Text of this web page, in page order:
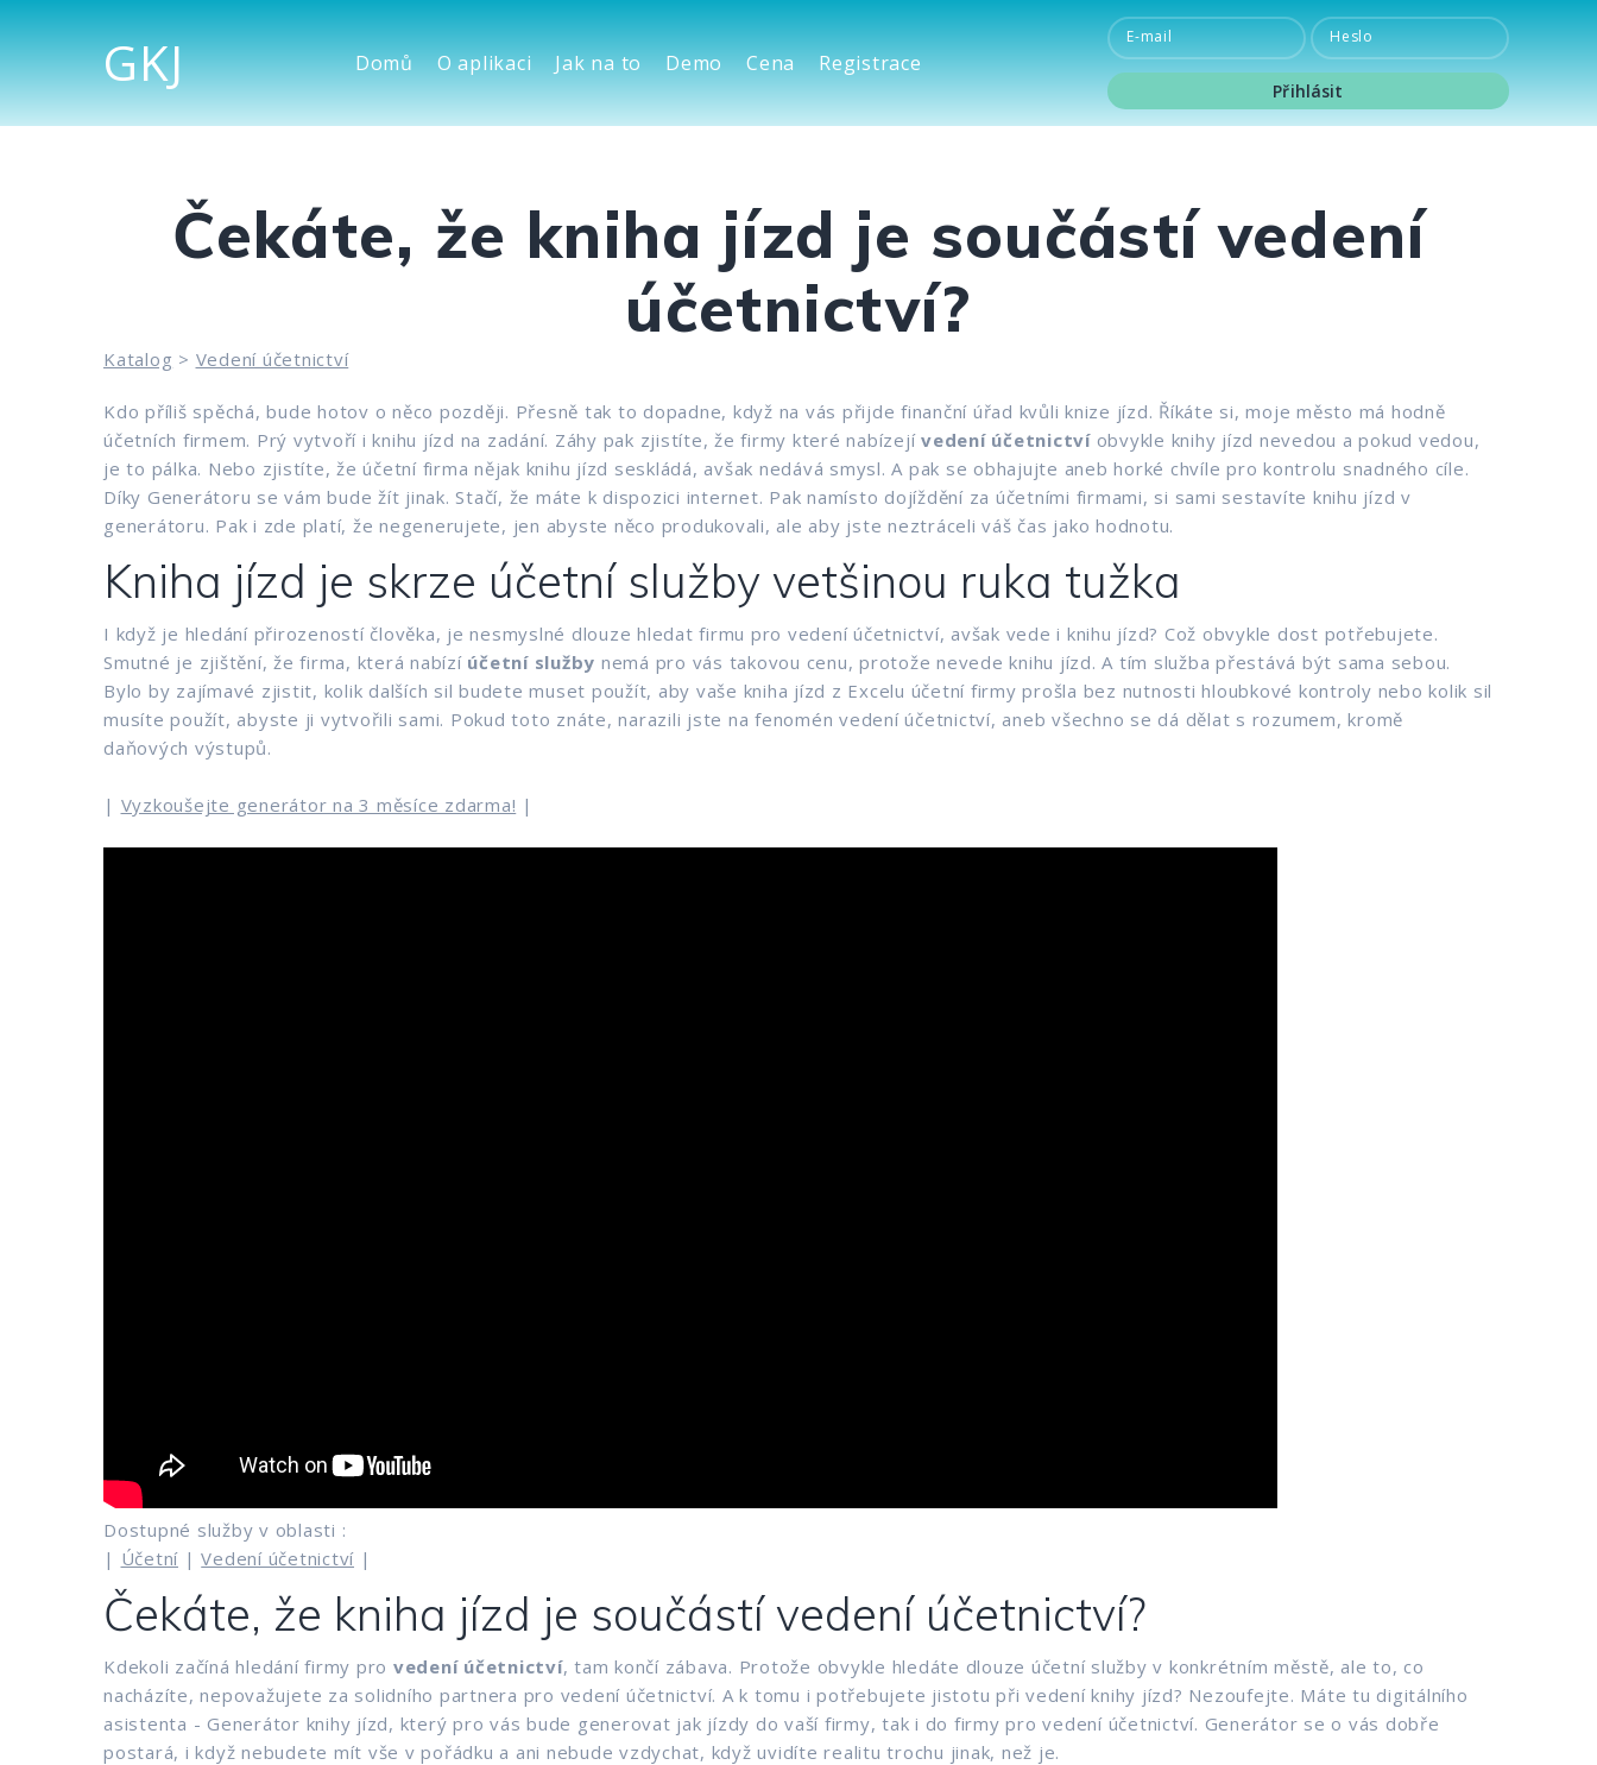
GKJ Domů O aplikaci Jak na to Demo Cena Registrace
E-mail Heslo
Přihlásit
Přihlásit
Čekáte, že kniha jízd je součástí vedení
účetnictví?
Katalog > Vedení účetnictví
Kdo příliš spěchá, bude hotov o něco později. Přesně tak to dopadne, když na vás přijde finanční úřad kvůli knize jízd. Říkáte si, moje město má hodně
účetních firmem. Prý vytvoří i knihu jízd na zadání. Záhy pak zjistíte, že firmy které nabízejí vedení účetnictvíobvykle knihy jízd nevedou a pokud vedou,
je to pálka. Nebo zjistíte, že účetní firma nějak knihu jízd seskládá, avšak nedává smysl. A pak se obhajujte aneb horké chvíle pro kontrolu snadného cíle.
Díky Generátoru se vám bude žít jinak. Stačí, že máte k dispozici internet. Pak namísto dojíždění za účetními firmami, si sami sestavíte knihu jízd v
generátoru. Pak i zde platí, že negenerujete, jen abyste něco produkovali, ale aby jste neztráceli váš čas jako hodnotu.
Kniha jízd je skrze účetní služby vetšinou ruka tužka
I když je hledání přirozeností člověka, je nesmyslné dlouze hledat firmu pro vedení účetnictví, avšak vede i knihu jízd? Což obvykle dost potřebujete.
Smutné je zjištění, že firma, která nabízí účetní služby nemá pro vás takovou cenu, protože nevede knihu jízd. A tím služba přestává být sama sebou.
Bylo by zajímavé zjistit, kolik dalších sil budete muset použít, aby vaše kniha jízd z Excelu účetní firmy prošla bez nutnosti hloubkové kontroly nebo kolik sil
musíte použít, abyste ji vytvořili sami. Pokud toto znáte, narazili jste na fenomén vedení účetnictví, aneb všechno se dá dělat s rozumem, kromě
daňových výstupů.
| Vyzkoušejte generátor na 3 měsíce zdarma! |
Dostupné služby v oblasti :
| Účetní |Vedení účetnictví |
Čekáte, že kniha jízd je součástí vedení účetnictví?
Kdekoli začíná hledání firmy pro vedení účetnictví, tam končí zábava. Protože obvykle hledáte dlouze účetní služby v konkrétním městě, ale to, co
nacházíte, nepovažujete za solidního partnera pro vedení účetnictví. A k tomu i potřebujete jistotu při vedení knihy jízd? Nezoufejte. Máte tu digitálního
asistenta - Generátor knihy jízd, který pro vás bude generovat jak jízdy do vaší firmy, tak i do firmy pro vedení účetnictví. Generátor se o vás dobře
postará, i když nebudete mít vše v pořádku a ani nebude vzdychat, když uvidíte realitu trochu jinak, než je.